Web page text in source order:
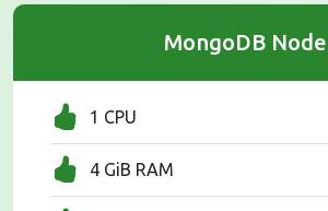
MongoDB Node
1 CPU
4 GiB RAM